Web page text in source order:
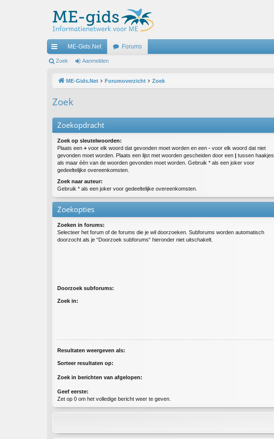
ne
ks
ME-Gids.Net Forums
Zoek Aanmelden
ME-Gids.Net Forumoverzicht Zoek
Zoek
Zoekopdracht
Zoek op sleutelwoorden:
Plaats een + voor elk woord dat gevonden moet worden en een - voor elk woord dat niet
gevonden moet worden. Plaats een lijst met woorden gescheiden door een | tussen haakjes
als maar één van de woorden gevonden moet worden. Gebruik * als een joker voor
gedeeltelijke overeenkomsten.
Zoek naar auteur:
Gebruik * als een joker voor gedeeltelijke overeenkomsten.
Zoekopties
Zoeken in forums:
Selecteer het forum of de forums die je wil doorzoeken. Subforums worden automatisch
doorzocht als je “Doorzoek subforums“ hieronder niet uitschakelt.
Doorzoek subforums:
Zoek in:
Resultaten weergeven als:
Sorteer resultaten op:
Zoek in berichten van afgelopen:
Geef eerste:
Zet op 0 om het volledige bericht weer te geven.